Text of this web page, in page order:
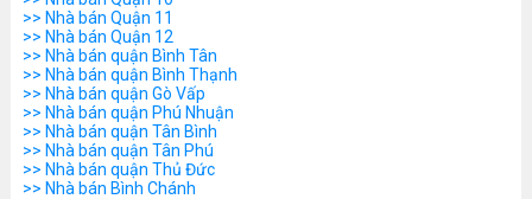
>> Nhà bán Quận 11
>> Nhà bán Quận 12
>> Nhà bán quận Bình Tân
>> Nhà bán quận Bình Thạnh
>> Nhà bán quận Gò Vấp
>> Nhà bán quận Phú Nhuận
>> Nhà bán quận Tân Bình
>> Nhà bán quận Tân Phú
>> Nhà bán quận Thủ Đức
>> Nhà bán Bình Chánh